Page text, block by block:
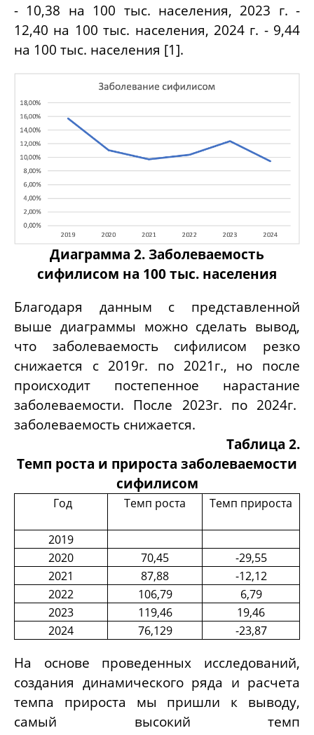
- 10,38 на 100 тыс. населения, 2023 г. -
12,40 на 100 тыс. населения, 2024 г. - 9,44
на 100 тыс. населения [1].
Диаграмма 2. Заболеваемость
сифилисом на 100 тыс. населения
Благодаря данным с представленной
выше диаграммы можно сделать вывод,
что заболеваемость сифилисом резко
снижается с 2019г. по 2021г., но после
происходит постепенное нарастание
заболеваемости. После 2023г. по 2024г.
заболеваемость снижается.
Таблица 2.
Темп роста и прироста заболеваемости
сифилисом
Год Темп роста Темп прироста
2019
2020
70,45
-29,55
2021
87,88
-12,12
2022
106,79
6,79
2023
119,46
19,46
2024
76,129 -23,87
На основе проведенных исследований,
создания динамического ряда и расчета
темпа прироста мы пришли к выводу,
самый высокий темп